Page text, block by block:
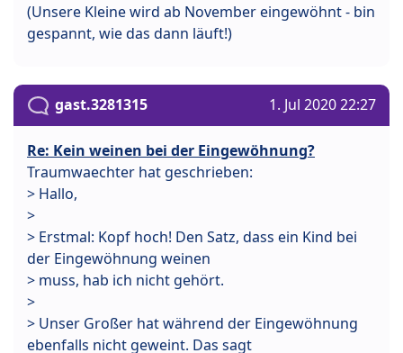
(Unsere Kleine wird ab November eingewöhnt - bin
gespannt, wie das dann läuft!)
gast.3281315 1. Jul 2020 22:27
Re: Kein weinen bei der Eingewöhnung?
Traumwaechter hat geschrieben:
> Hallo,
>
> Erstmal: Kopf hoch! Den Satz, dass ein Kind bei
der Eingewöhnung weinen
> muss, hab ich nicht gehört.
>
> Unser Großer hat während der Eingewöhnung
ebenfalls nicht geweint. Das sagt